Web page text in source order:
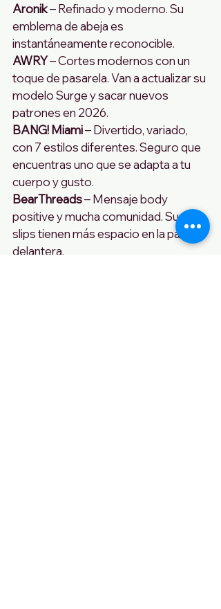
Aronik – Refinado y moderno. Su
emblema de abeja es
instantáneamente reconocible.
AWRY – Cortes modernos con un
toque de pasarela. Van a actualizar su
modelo Surge y sacar nuevos
patrones en 2026.
BANG! Miami – Divertido, variado,
con 7 estilos diferentes. Seguro que
encuentras uno que se adapta a tu
cuerpo y gusto.
BearThreads – Mensaje body
positive y mucha comunidad. Sus
slips tienen más espacio en la parte
delantera.